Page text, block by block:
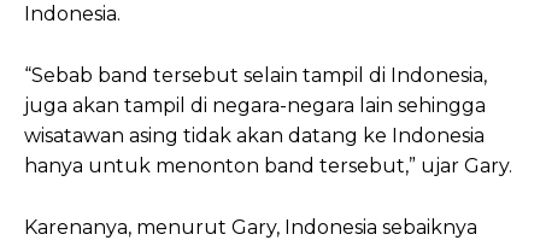
Indonesia.
“Sebab band tersebut selain tampil di Indonesia,
juga akan tampil di negara-negara lain sehingga
wisatawan asing tidak akan datang ke Indonesia
hanya untuk menonton band tersebut,” ujar Gary.
Karenanya, menurut Gary, Indonesia sebaiknya